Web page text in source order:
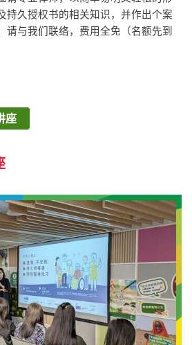
持久授权书的相关知识，并作出个案
请与我们联络，费用全免（名额先到
座